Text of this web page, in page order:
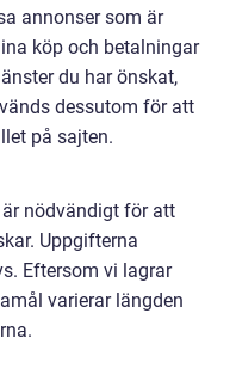
annonser som är
köp och betalningar
du har önskat,
dessutom för att
på sajten.
nödvändigt för att
Uppgifterna
Eftersom vi lagrar
varierar längden